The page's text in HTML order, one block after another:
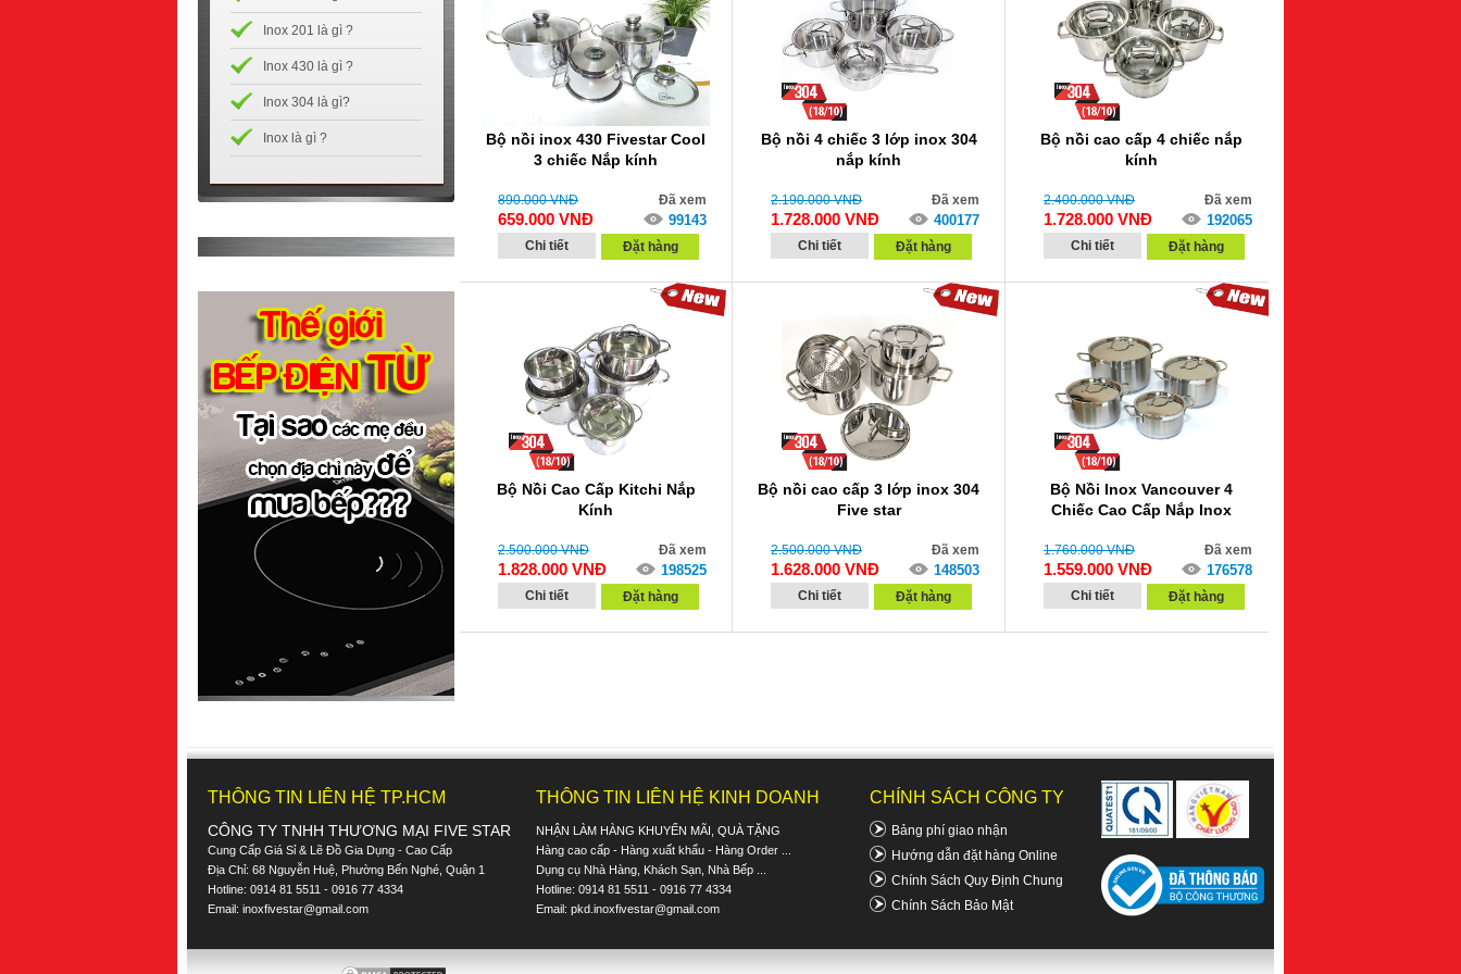
Inox 201 là gì ?
Inox 430 là gì ?
Inox 304 là gì?
Inox là gì ?
Bộ nồi inox 430 Fivestar Cool
3 chiếc Nắp kính
890.000VNĐ
659.000 VNĐ
Đã xem
99143
Chi tiết Đặt hàng
Bộ nồi 4 chiếc 3 lớp inox 304
nắp kính
2.190.000VNĐ
1.728.000 VNĐ
Đã xem
400177
Chi tiết Đặt hàng
Bộ nồi cao cấp 4 chiếc nắp
kính
2.400.000VNĐ
1.728.000 VNĐ
Đã xem
192065
Chi tiết Đặt hàng
Bộ Nồi Cao Cấp Kitchi Nắp
Kính
2.500.000VNĐ
1.828.000 VNĐ
Đã xem
198525
Chi tiết Đặt hàng
Bộ nồi cao cấp 3 lớp inox 304
Five star
2.500.000VNĐ
1.628.000 VNĐ
Đã xem
148503
Chi tiết Đặt hàng
Bộ Nồi Inox Vancouver 4
Chiếc Cao Cấp Nắp Inox
1.760.000VNĐ
1.559.000 VNĐ
Đã xem
176578
Chi tiết Đặt hàng
THÔNG TIN LIÊN HỆ TP.HCM
CÔNG TY TNHH THƯƠNG MẠI FIVE STAR
Cung Cấp Giá Sỉ & Lẽ Đồ Gia Dụng - Cao Cấp
Địa Chỉ: 68 Nguyễn Huệ, Phường Bến Nghé, Quận 1
Hotline: 0914 81 5511 - 0916 77 4334
Email: inoxfivestar@gmail.com
THÔNG TIN LIÊN HỆ KINH DOANH
NHẬN LÀM HÀNG KHUYẾN MÃI, QUÀ TẶNG
Hàng cao cấp - Hàng xuất khẩu - Hàng Order ...
Dụng cụ Nhà Hàng, Khách Sạn, Nhà Bếp ...
Hotline: 0914 81 5511 - 0916 77 4334
Email: pkd.inoxfivestar@gmail.com
CHÍNH SÁCH CÔNG TY
Bảng phí giao nhận
Hướng dẫn đặt hàng Online
Chính Sách Quy Định Chung
Chính Sách Bảo Mật